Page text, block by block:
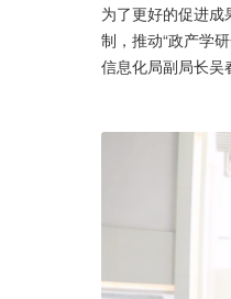
为了更好的促进
制，推动“政产学
信息化局副局长吴